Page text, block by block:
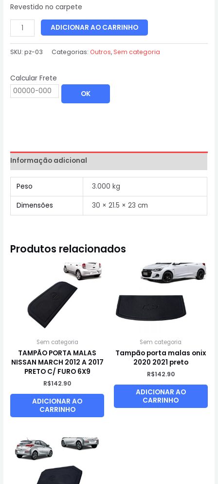
Revestido no carpete
ADICIONAR AO CARRINHO
SKU:pz-03 Categorias:Outros, Sem categoria
Calcular Frete
OK
Informação adicional
Peso 3.000 kg
Dimensões 30 × 21.5 × 23 cm
Produtos relacionados
Sem categoria
TAMPÃO PORTA MALAS
NISSAN MARCH 2012 A 2017
PRETO C/ FURO 6X9
R$142.90
ADICIONAR AO
CARRINHO
Sem categoria
Tampão porta malas onix
2020 2021 preto
R$142.90
ADICIONAR AO
CARRINHO